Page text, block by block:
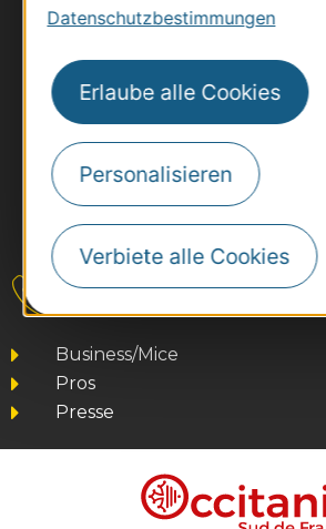
Datenschutzbestimmungen
Erlaube alle Cookies
Personalisieren
Verbiete alle Cookies
#VoyageOccitanie
Kontakt
Business/Mice
Pros
Presse